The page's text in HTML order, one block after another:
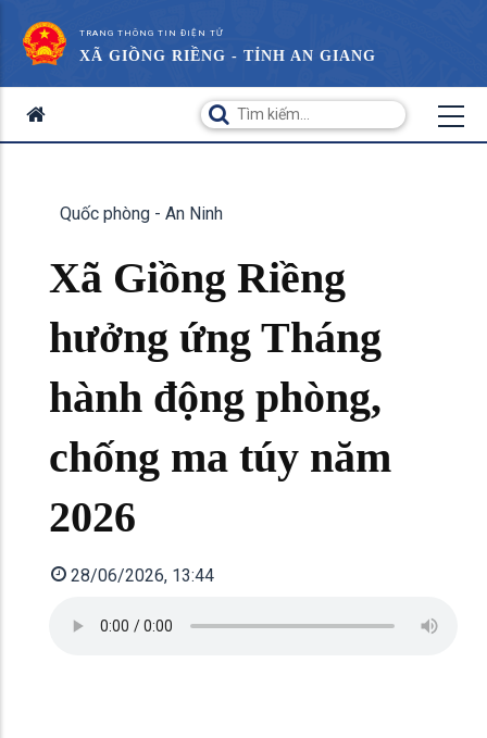
TRANG THÔNG TIN ĐIỆN TỬ
XÃ GIỒNG RIỀNG - TỈNH AN GIANG
Quốc phòng - An Ninh
Xã Giồng Riềng
hưởng ứng Tháng
hành động phòng,
chống ma túy năm
2026
28/06/2026, 13:44